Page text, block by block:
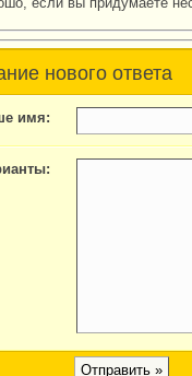
нового ответа
имя: